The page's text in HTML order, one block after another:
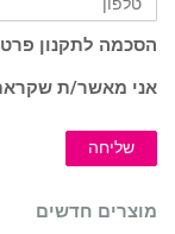
הסכמה לתקנון
אני מאשר/ת
שליחה
מוצרים חדשים